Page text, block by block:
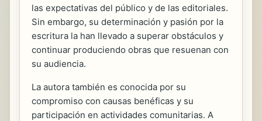
las expectativas del público y de las editoriales.
Sin embargo, su determinación y pasión por la
escritura la han llevado a superar obstáculos y
continuar produciendo obras que resuenan con
su audiencia.
La autora también es conocida por su
compromiso con causas benéficas y su
participación en actividades comunitarias. A